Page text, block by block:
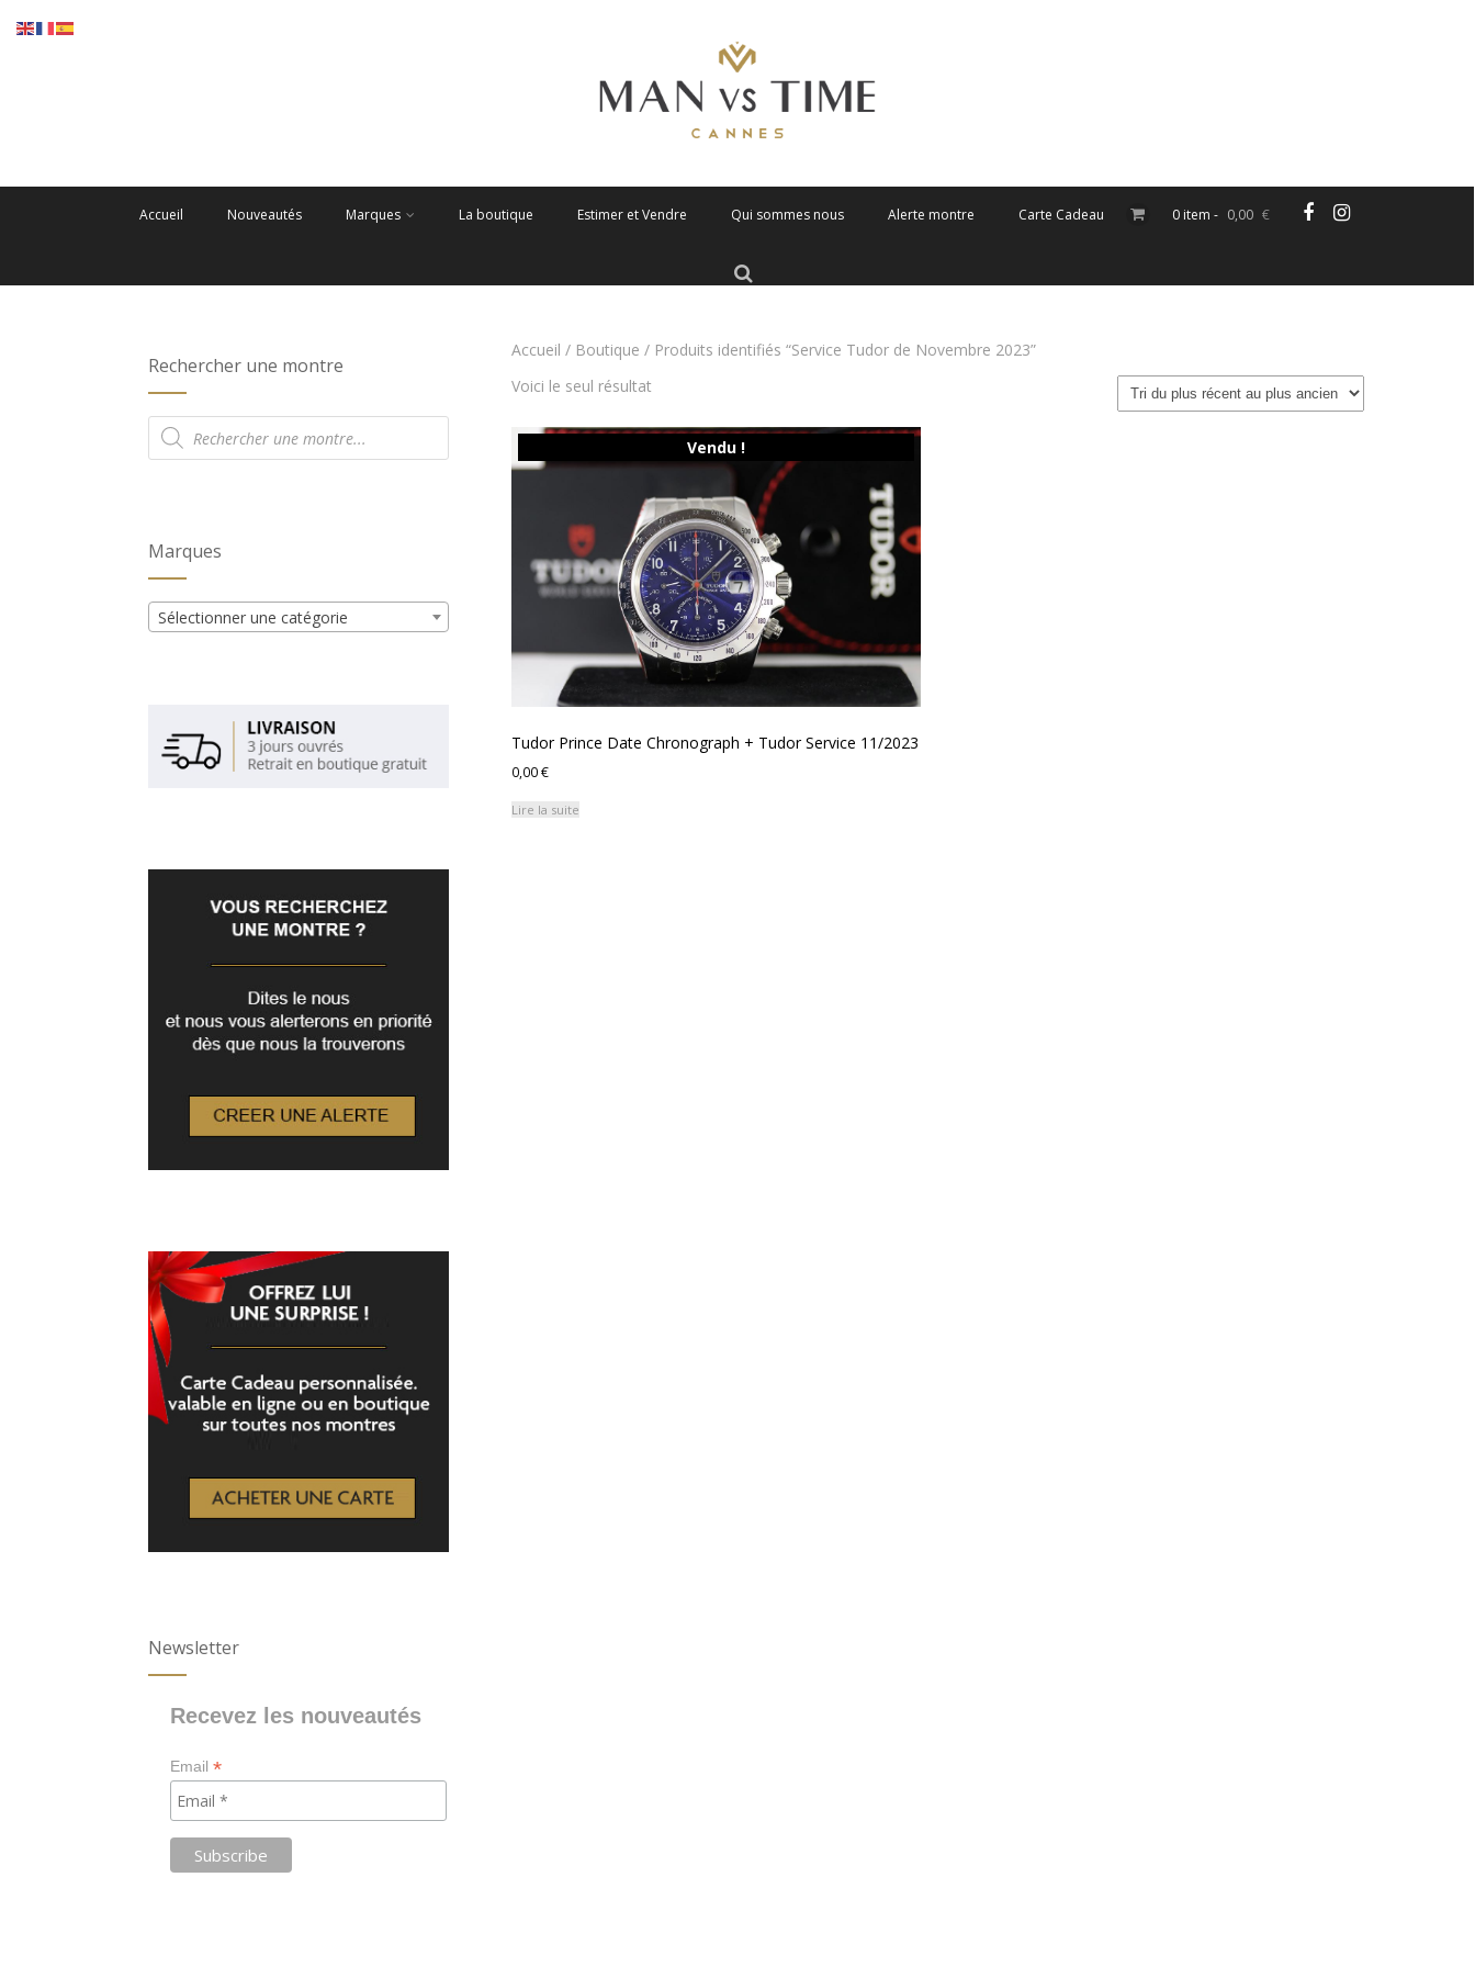
Accueil Nouveautés Marques La boutique Estimer et Vendre Qui sommes nous Alerte montre Carte Cadeau 0 item - 0,00 €
Accueil / Boutique / Produits identifiés “Service Tudor de Novembre 2023”
Voici le seul résultat
Vendu !
Tudor Prince Date Chronograph + Tudor Service 11/2023
0,00€
Lire la suite
Rechercher une montre
Recherche
de
produits
Marques
Sélectionner une catégorie
Newsletter
Recevez les nouveautés
Email*